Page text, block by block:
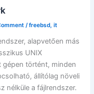
/freebsd, it
alapvetően más
UNIX
gépen történt, minden
állítólag növeli
nélküle a fájlrendszer.